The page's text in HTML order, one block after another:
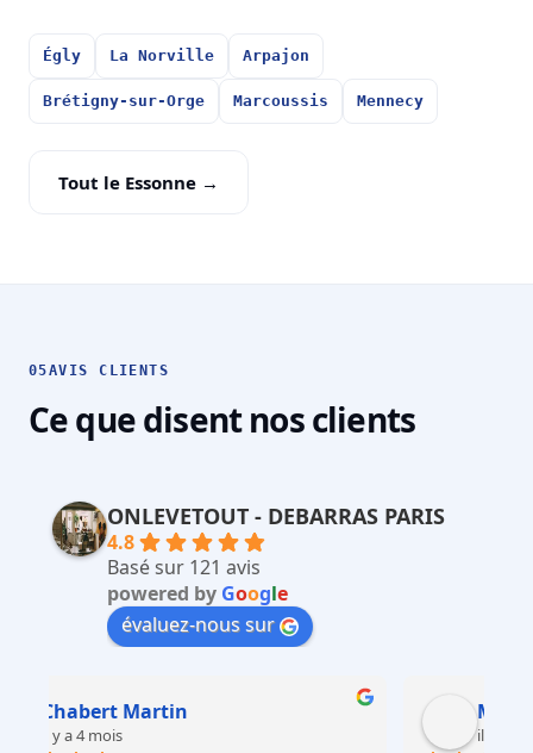
Égly La Norville Arpajon
Brétigny-sur-Orge Marcoussis Mennecy
Tout le Essonne →
05AVIS CLIENTS
Ce que disent nos clients
ONLEVETOUT - DEBARRAS PARIS
4.8
Basé sur 121 avis
powered by Google
évaluez-nous sur
Martin Faliu